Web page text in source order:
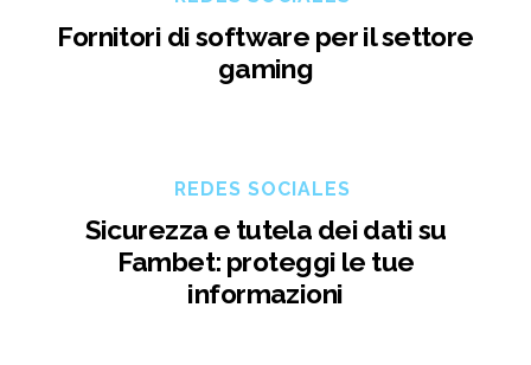
Fornitori di software per il settore
gaming
REDES SOCIALES
Sicurezza e tutela dei dati su
Fambet: proteggi le tue
informazioni